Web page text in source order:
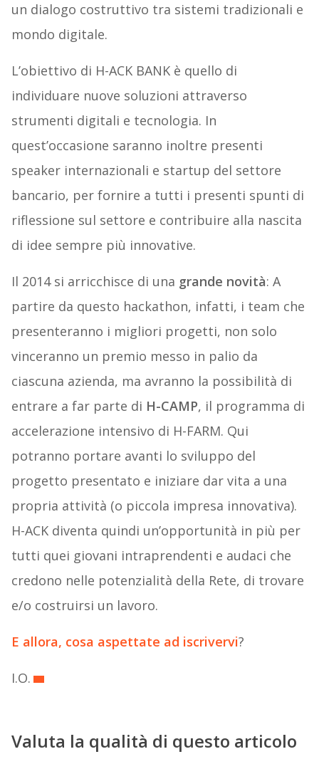
un dialogo costruttivo tra sistemi tradizionali e
mondo digitale.
L’obiettivo di H-ACK BANK è quello di
individuare nuove soluzioni attraverso
strumenti digitali e tecnologia. In
quest’occasione saranno inoltre presenti
speaker internazionali e startup del settore
bancario, per fornire a tutti i presenti spunti di
riflessione sul settore e contribuire alla nascita
di idee sempre più innovative.
Il 2014 si arricchisce di una grande novità: A
partire da questo hackathon, infatti, i team che
presenteranno i migliori progetti, non solo
vinceranno un premio messo in palio da
ciascuna azienda, ma avranno la possibilità di
entrare a far parte di H-CAMP, il programma di
accelerazione intensivo di H-FARM. Qui
potranno portare avanti lo sviluppo del
progetto presentato e iniziare dar vita a una
propria attività (o piccola impresa innovativa).
H-ACK diventa quindi un’opportunità in più per
tutti quei giovani intraprendenti e audaci che
credono nelle potenzialità della Rete, di trovare
e/o costruirsi un lavoro.
E allora, cosa aspettate ad iscrivervi?
I.O.
Valuta la qualità di questo articolo